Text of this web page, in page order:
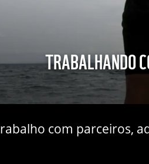
TRABALHANDO
com parceiros,